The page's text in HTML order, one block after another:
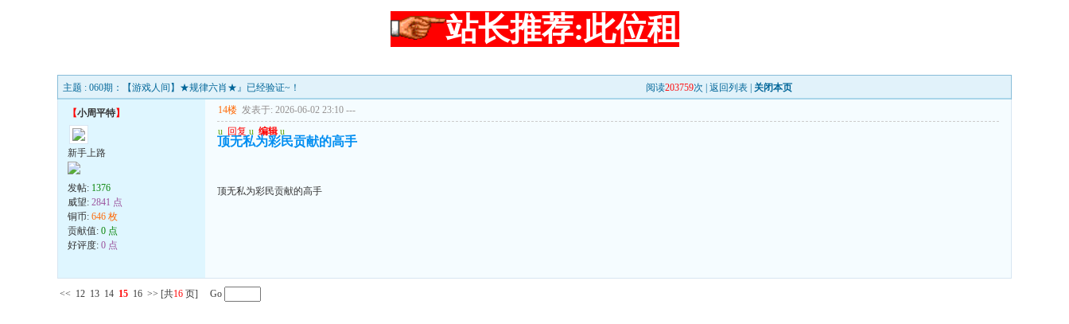
站长推荐:此位租
主题 : 060期：【游戏人间】★规律六肖★』已经验证~！ 阅读203759次 | 返回列表 关闭本页
【小周平特】
新手上路
发帖: 1376
威望: 2841 点
铜币: 646 枚
贡献值: 0 点
好评度: 0 点
14楼 发表于: 2026-06-02 23:10 ---
u 回复 u 编辑 u
顶无私为彩民贡献的高手
顶无私为彩民贡献的高手
<< 12 13 14 15 16 >> [共16 页] Go